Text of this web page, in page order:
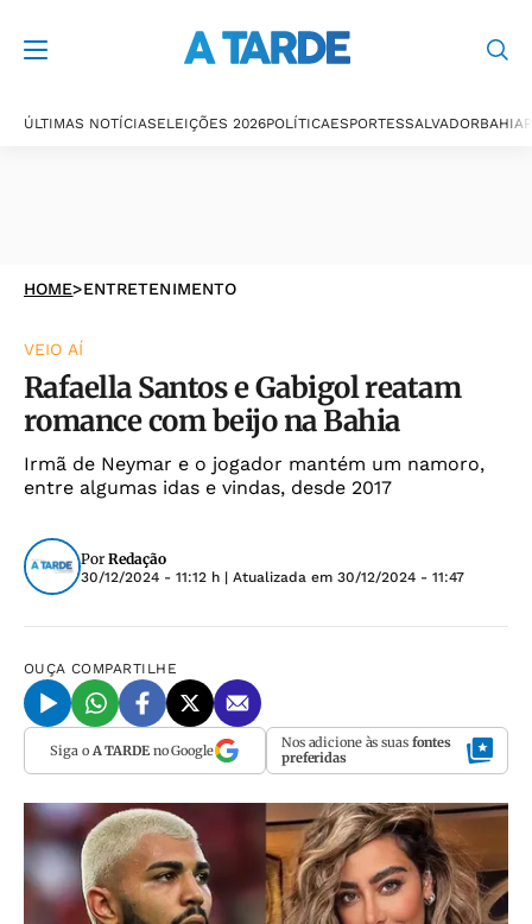
ÚLTIMAS NOTÍCIASELEIÇÕES 2026POLÍTICAESPORTESSALVADORBAHIA
HOME>ENTRETENIMENTO
VEIO AÍ
Rafaella Santos e Gabigol reatam
romance com beijo na Bahia
Irmã de Neymar e o jogador mantém um namoro,
entre algumas idas e vindas, desde 2017
Por Redação
30/12/2024 - 11:12 h | Atualizada em 30/12/2024 - 11:47
OUÇA COMPARTILHE
Siga o A TARDEno Google Nos adicione às suas fontes
preferidas